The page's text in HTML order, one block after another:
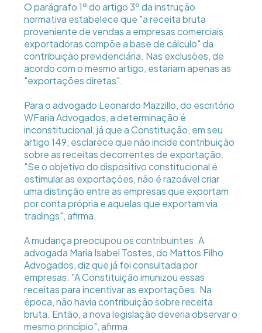
O parágrafo 1º do artigo 3º da instrução
normativa estabelece que "a receita bruta
proveniente de vendas a empresas comerciais
exportadoras compõe a base de cálculo" da
contribuição previdenciária. Nas exclusões, de
acordo com o mesmo artigo, estariam apenas as
"exportações diretas".
Para o advogado Leonardo Mazzillo, do escritório
WFaria Advogados, a determinação é
inconstitucional, já que a Constituição, em seu
artigo 149, esclarece que não incide contribuição
sobre as receitas decorrentes de exportação.
"Se o objetivo do dispositivo constitucional é
estimular as exportações, não é razoável criar
uma distinção entre as empresas que exportam
por conta própria e aquelas que exportam via
tradings", afirma.
A mudança preocupou os contribuintes. A
advogada Maria Isabel Tostes, do Mattos Filho
Advogados, diz que já foi consultada por
empresas. "A Constituição imunizou essas
receitas para incentivar as exportações. Na
época, não havia contribuição sobre receita
bruta. Então, a nova legislação deveria observar o
mesmo princípio", afirma.